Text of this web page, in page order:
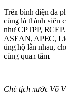
Trên bình diện đa
cùng là thành viên
như CPTPP,
ASEAN, APEC,
ủng hộ lẫn nhau,
cùng quan tâm.
Chủ tịch nước Võ